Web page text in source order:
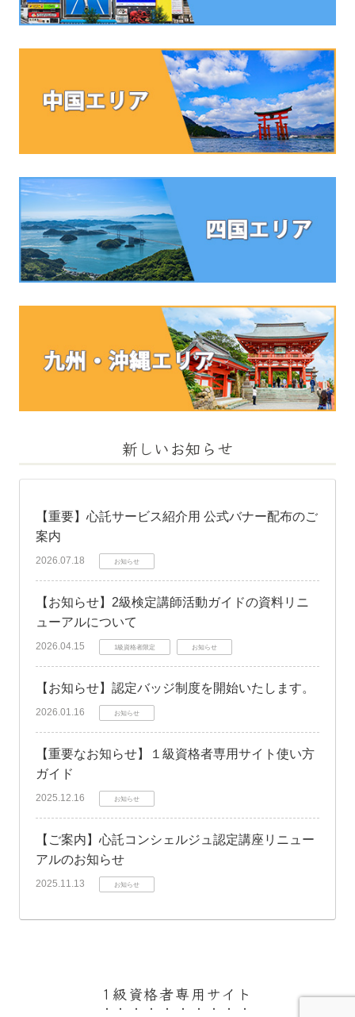
新しいお知らせ
【重要】心託サービス紹介用 公式バナー配布のご
案内
2026.07.18 お知らせ
【お知らせ】2級検定講師活動ガイドの資料リニ
ューアルについて
2026.04.15 1級資格者限定 お知らせ
【お知らせ】認定バッジ制度を開始いたします。
2026.01.16 お知らせ
【重要なお知らせ】１級資格者専用サイト使い方
ガイド
2025.12.16 お知らせ
【ご案内】心託コンシェルジュ認定講座リニュー
アルのお知らせ
2025.11.13 お知らせ
1級資格者専用サイト